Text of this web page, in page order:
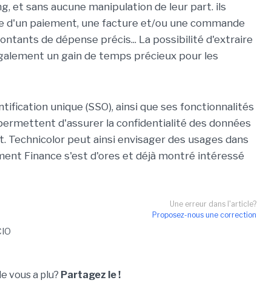
et sans aucune manipulation de leur part. ils
paiement, une facture et/ou une commande
de dépense précis... La possibilité d'extraire
un gain de temps précieux pour les
unique (SSO), ainsi que ses fonctionnalités
d'assurer la confidentialité des données
Technicolor peut ainsi envisager des usages dans
Finance s'est d'ores et déjà montré intéressé
Une erreur dans l'article?
Proposez-nous une correction
vous a plu? Partagez le !